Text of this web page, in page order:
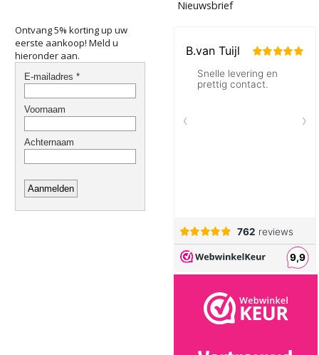
Nieuwsbrief
Ontvang 5% korting up uw
eerste aankoop! Meld u
hieronder aan.